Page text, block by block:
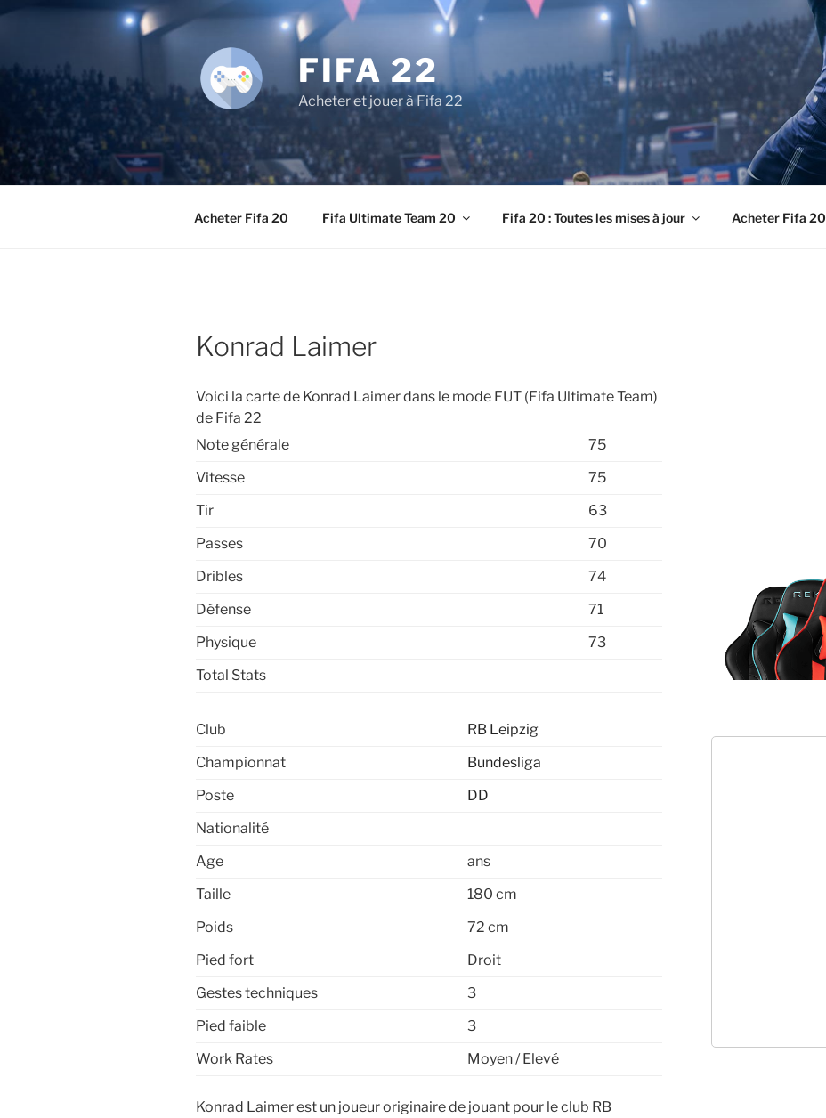
principal
FIFA 22
Acheter et jouer à Fifa 22
Acheter Fifa 20 Fifa Ultimate Team 20 Fifa 20 : Toutes les mises à jour Acheter Fifa 20
Konrad Laimer
Voici la carte de Konrad Laimer dans le mode FUT (Fifa Ultimate Team)
de Fifa 22
Note générale
75
Vitesse
75
Tir
63
Passes
70
Dribles
74
Défense
71
Physique
73
Total Stats
Club
RB Leipzig
Championnat
Bundesliga
Poste
DD
Nationalité
Age
ans
Taille
180 cm
Poids
72 cm
Pied fort
Droit
Gestes techniques
3
Pied faible
3
Work Rates
Moyen / Elevé
Konrad Laimer est un joueur originaire de jouant pour le club RB